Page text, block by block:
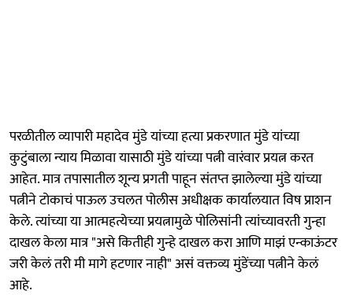
परळीतील व्यापारी महादेव मुंडे यांच्या हत्या प्रकरणात मुंडे यांच्या
कुटुंबाला न्याय मिळावा यासाठी मुंडे यांच्या पत्नी वारंवार प्रयत्न करत
आहेत. मात्र तपासातील शून्य प्रगती पाहून संतप्त झालेल्या मुंडे यांच्या
पत्नीने टोकाचं पाऊल उचलत पोलीस अधीक्षक कार्यालयात विष प्राशन
केले. त्यांच्या या आत्महत्येच्या प्रयत्नामुळे पोलिसांनी त्यांच्यावरती गुन्हा
दाखल केला मात्र "असे कितीही गुन्हे दाखल करा आणि माझं एन्काऊंटर
जरी केलं तरी मी मागे हटणार नाही" असं वक्तव्य मुंडेंच्या पत्नीने केलं
आहे.